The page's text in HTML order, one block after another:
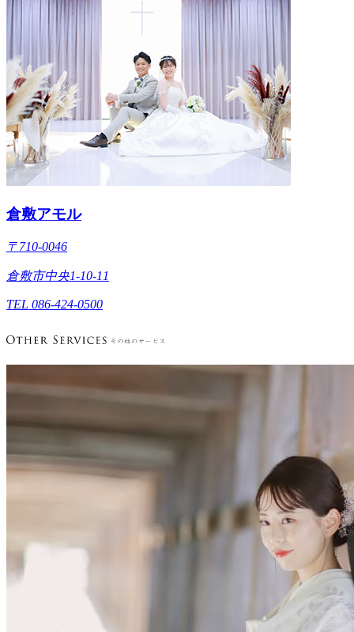
倉敷アモル
〒710-0046
倉敷市中央1-10-11
TEL 086-424-0500